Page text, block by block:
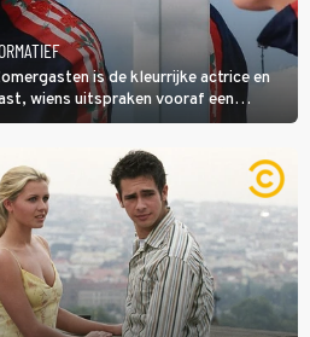
is de kleurrijke actrice en
wiens uitspraken vooraf een
ideale televisieavond is zoals mijn
en vol angsten'.